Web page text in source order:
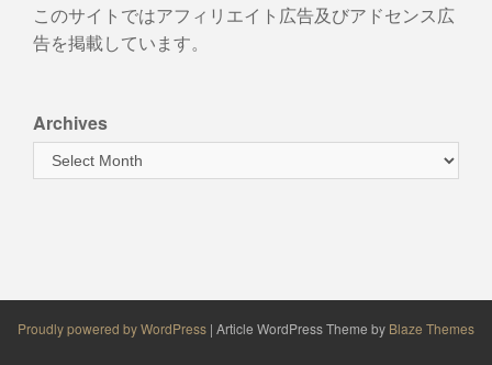
このサイトではアフィリエイト広告及びアドセンス広
告を掲載しています。
Archives
Proudly powered by WordPress | Article WordPress Theme by Blaze Themes